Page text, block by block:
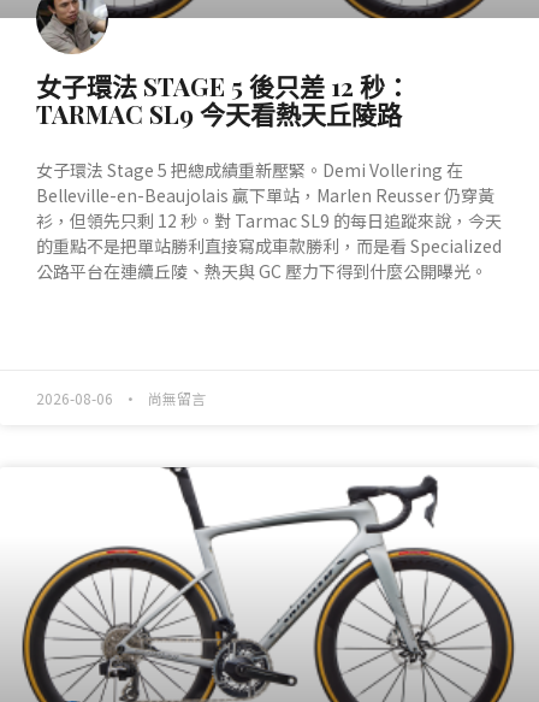
女子環法 STAGE 5 後只差 12 秒：
TARMAC SL9 今天看熱天丘陵路
女子環法 Stage 5 把總成績重新壓緊。Demi Vollering 在
Belleville-en-Beaujolais 贏下單站，Marlen Reusser 仍穿黃
衫，但領先只剩 12 秒。對 Tarmac SL9 的每日追蹤來說，今天
的重點不是把單站勝利直接寫成車款勝利，而是看 Specialized
公路平台在連續丘陵、熱天與 GC 壓力下得到什麼公開曝光。
2026-08-06 尚無留言